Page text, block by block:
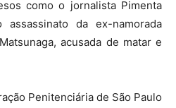
como o jornalista Pimenta
assassinato da ex-namorada
acusada de matar e
Penitenciária de São Paulo